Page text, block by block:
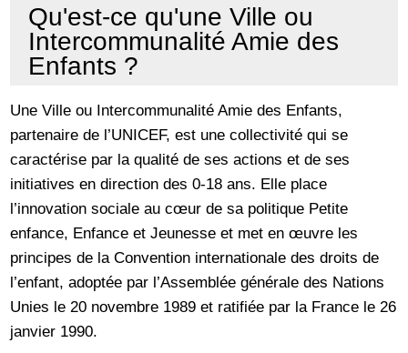
Qu'est-ce qu'une Ville ou
Intercommunalité Amie des
Enfants ?
Une Ville ou Intercommunalité Amie des Enfants,
partenaire de l’UNICEF, est une collectivité qui se
caractérise par la qualité de ses actions et de ses
initiatives en direction des 0-18 ans. Elle place
l’innovation sociale au cœur de sa politique Petite
enfance, Enfance et Jeunesse et met en œuvre les
principes de la Convention internationale des droits de
l’enfant, adoptée par l’Assemblée générale des Nations
Unies le 20 novembre 1989 et ratifiée par la France le 26
janvier 1990.